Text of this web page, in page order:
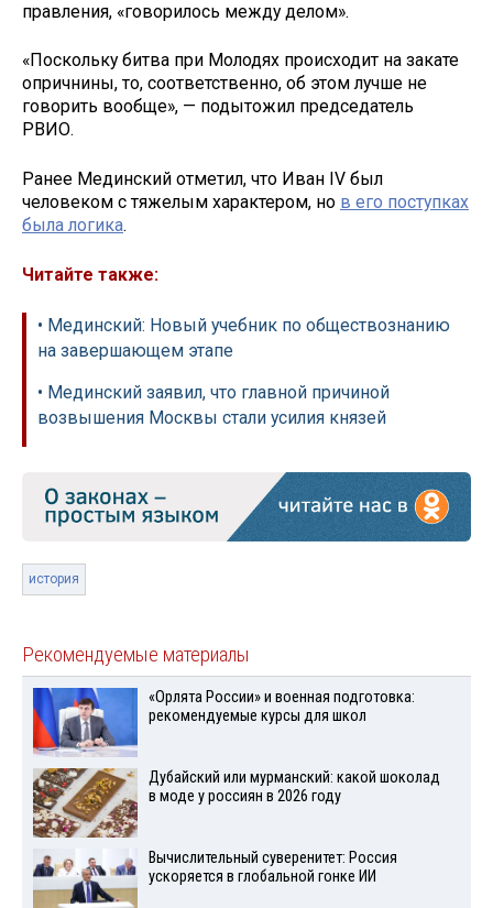
правления, «говорилось между делом».
«Поскольку битва при Молодях происходит на закате
опричнины, то, соответственно, об этом лучше не
говорить вообще», — подытожил председатель
РВИО.
Ранее Мединский отметил, что Иван IV был
человеком с тяжелым характером, но в его поступках
была логика.
Читайте также:
• Мединский: Новый учебник по обществознанию
на завершающем этапе
• Мединский заявил, что главной причиной
возвышения Москвы стали усилия князей
история
Рекомендуемые материалы
«Орлята России» и военная подготовка:
рекомендуемые курсы для школ
Дубайский или мурманский: какой шоколад
в моде у россиян в 2026 году
Вычислительный суверенитет: Россия
ускоряется в глобальной гонке ИИ